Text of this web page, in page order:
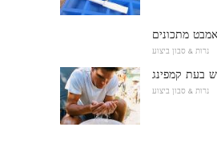
מתכונים
נרות & סבון ביצוע
בעת קמפינג
נרות & סבון ביצוע